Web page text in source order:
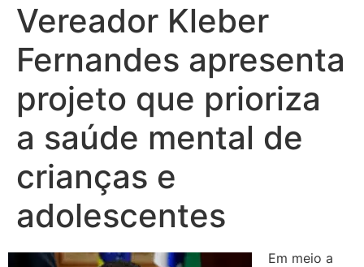
Vereador Kleber
Fernandes apresenta
projeto que prioriza
a saúde mental de
crianças e
adolescentes
Em meio a